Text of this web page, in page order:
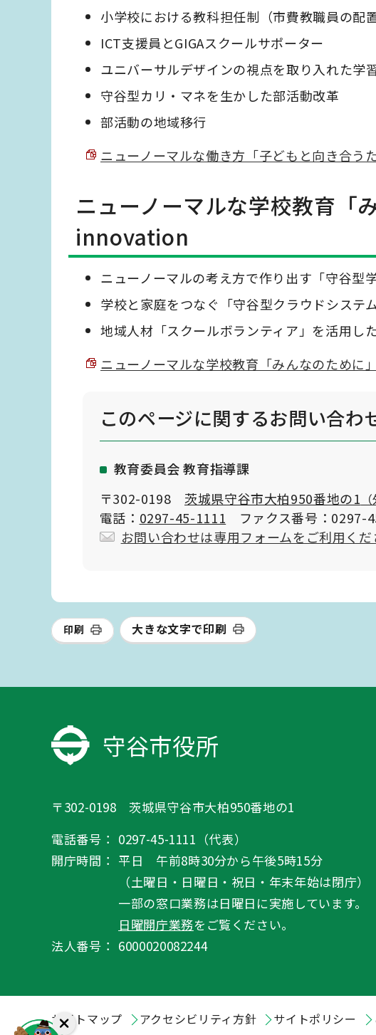
小学校における教科担任制（市費教職員の配置
ICT支援員とGIGAスクールサポーター
ユニバーサルデザインの視点を取り入れた学
守谷型カリ・マネを生かした部活動改革
部活動の地域移行
ニューノーマルな働き方「子どもと向き合
ニューノーマルな学校教育「
innovation
ニューノーマルの考え方で作り出す「守谷型
学校と家庭をつなぐ「守谷型クラウドシステム
地域人材「スクールボランティア」を活用し
ニューノーマルな学校教育「みんなのために
このページに関するお問い合わ
教育委員会 教育指導課
〒302-0198 茨城県守谷市大柏950番地の1
電話： 0297-45-1111 ファクス番号：0297-
お問い合わせは専用フォームをご利用くだ
印刷 大きな文字で印刷
守谷市役所
〒302-0198 茨城県守谷市大柏950番地の1
電話番号： 0297-45-1111（代表）
開庁時間： 平日 午前8時30分から午後5時15分
（土曜日・日曜日・祝日・年末年始は閉庁）
一部の窓口業務は日曜日に実施しています。
日曜開庁業務をご覧ください。
法人番号： 6000020082244
サイトマップ アクセシビリティ方針 サイトポリシー